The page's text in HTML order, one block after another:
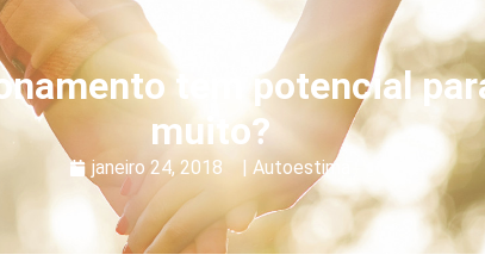
tem potencial
muito?
janeiro 24, 2018 | Autoestima